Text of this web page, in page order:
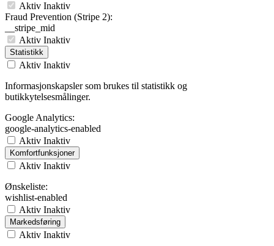
Aktiv Inaktiv
Fraud Prevention (Stripe 2):
__stripe_mid
Aktiv Inaktiv
Statistikk
Aktiv Inaktiv
Informasjonskapsler som brukes til statistikk og
butikkytelsesmålinger.
Google Analytics:
google-analytics-enabled
Aktiv Inaktiv
Komfortfunksjoner
Aktiv Inaktiv
Ønskeliste:
wishlist-enabled
Aktiv Inaktiv
Markedsføring
Aktiv Inaktiv